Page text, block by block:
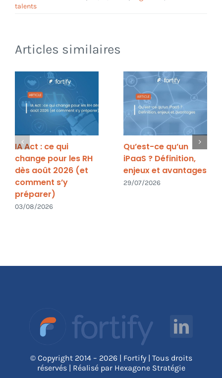
talents
Articles similaires
IA Act : ce qui
change pour les RH
dès août 2026 (et
comment s’y
préparer)
03/08/2026
Qu’est-ce qu’un
iPaaS ? Définition,
enjeux et avantages
29/07/2026
© Copyright 2014 – 2026 | Fortify | Tous droits
réservés | Réalisé par Hexagone Stratégie